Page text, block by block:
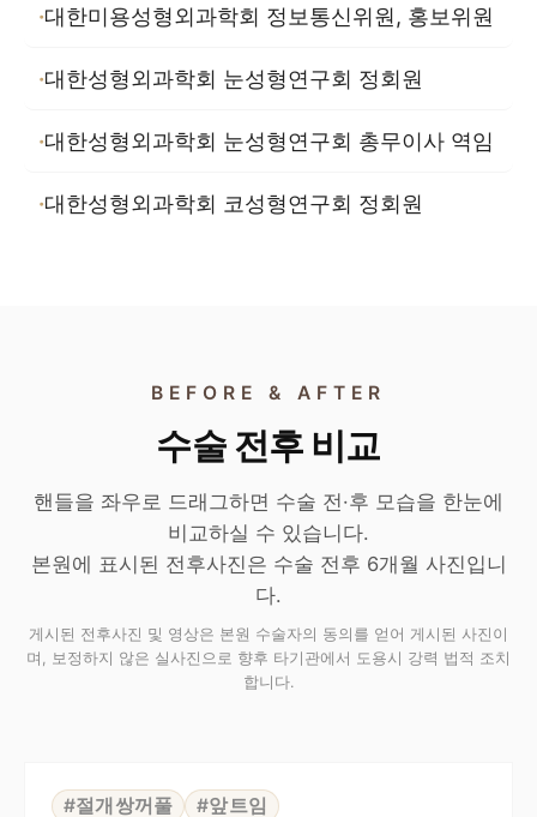
대한미용성형외과학회 정보통신위원, 홍보위원
대한성형외과학회 눈성형연구회 정회원
대한성형외과학회 눈성형연구회 총무이사 역임
대한성형외과학회 코성형연구회 정회원
BEFORE & AFTER
수술 전후 비교
핸들을 좌우로 드래그하면 수술 전·후 모습을 한눈에
비교하실 수 있습니다.
본원에 표시된 전후사진은 수술 전후 6개월 사진입니
다.
게시된 전후사진 및 영상은 본원 수술자의 동의를 얻어 게시된 사진이
며, 보정하지 않은 실사진으로 향후 타기관에서 도용시 강력 법적 조치
합니다.
BEFORE
#절개쌍꺼풀 #앞트임